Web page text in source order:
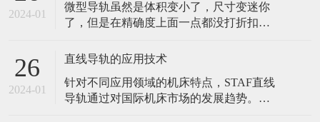
轨表层已经四周涂上了防锈油，如果在安
装的时候，有对导轨做过清洗，请在床台
上润滑剂
2024-01
微型导轨虽然是体积变小了，尺寸变迷你
了，但是在精确度上面一点都没打折扣
准度十足。 打个比方说吧，微型手术的创
易。这是医疗行业的微型手术的发展，是
适合人类需求的发展。而微型导轨的产生
26
2024-01
直线导轨的应用技术
针对不同应用领域的机床特点，STAF直线
导轨通过对国际机床市场的发展趋势。开